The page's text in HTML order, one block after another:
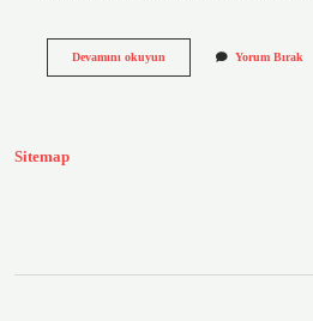
Devamını okuyunAlıç
Yorum Bırak
Sitemap